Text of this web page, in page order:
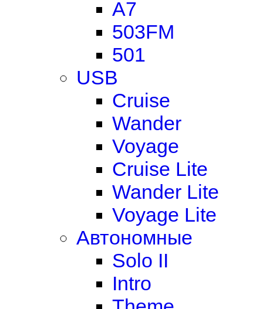
A7
503FM
501
USB
Cruise
Wander
Voyage
Cruise Lite
Wander Lite
Voyage Lite
Автономные
Solo II
Intro